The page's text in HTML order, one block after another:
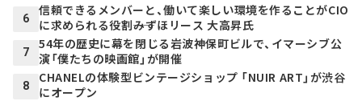
6
信頼できるメンバーと、働いて楽しい環境を作ることがCIO
に求められる役割――みずほリース 大高昇氏
7
54年の歴史に幕を閉じる岩波神保町ビルで、イマーシブ公
演「僕たちの映画館」が開催
8
CHANELの体験型ビンテージショップ 「NUIR ART」が渋谷
にオープン